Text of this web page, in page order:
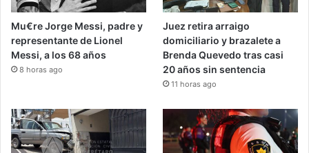
Mu€re Jorge Messi, padre y
representante de Lionel
Messi, a los 68 años
8 horas ago
Juez retira arraigo
domiciliario y brazalete a
Brenda Quevedo tras casi
20 años sin sentencia
11 horas ago